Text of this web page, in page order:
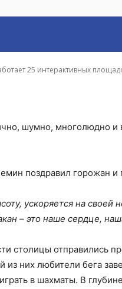
25 интерактивных
шумно, многолюдно
поздравил горожан и
ускоряется на
– это наше сердце,
столицы отправились
из них любители бега
в шахматы. В